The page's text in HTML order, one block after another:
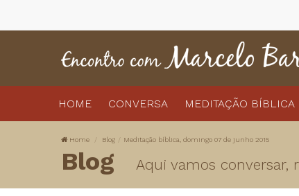
HOME CONVERSA MEDITAÇÃO BÍBLICA
Home Blog Meditação bíblica, domingo 07 de junho 2015
Blog Aqui vamos conversar,